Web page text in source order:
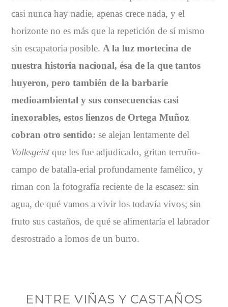
casi nunca hay nadie, apenas crece nada, y el
horizonte no es más que la repetición de sí mismo
sin escapatoria posible. A la luz mortecina de
nuestra historia nacional, ésa de la que tantos
huyeron, pero también de la barbarie
medioambiental y sus consecuencias casi
inexorables, estos lienzos de Ortega Muñoz
cobran otro sentido: se alejan lentamente del
Volksgeistque les fue adjudicado, gritan terruño-
campo de batalla-erial profundamente famélico, y
riman con la fotografía reciente de la escasez: sin
agua, de qué vamos a vivir los todavía vivos; sin
fruto sus castaños, de qué se alimentaría el labrador
desrostrado a lomos de un burro.
ENTRE VIÑAS Y CASTAÑOS